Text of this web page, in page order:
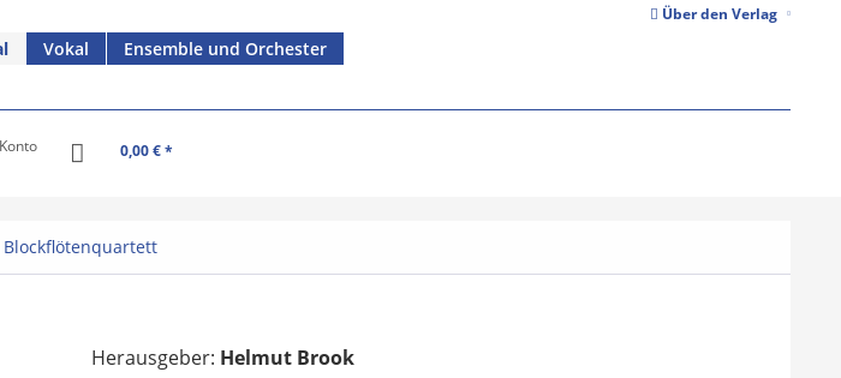
Über den Verlag
Vokal Ensemble und Orchester
0,00 € *
Blockflötenquartett
Herausgeber: Helmut Brook